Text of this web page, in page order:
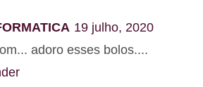
19 julho, 2020
adoro esses bolos....